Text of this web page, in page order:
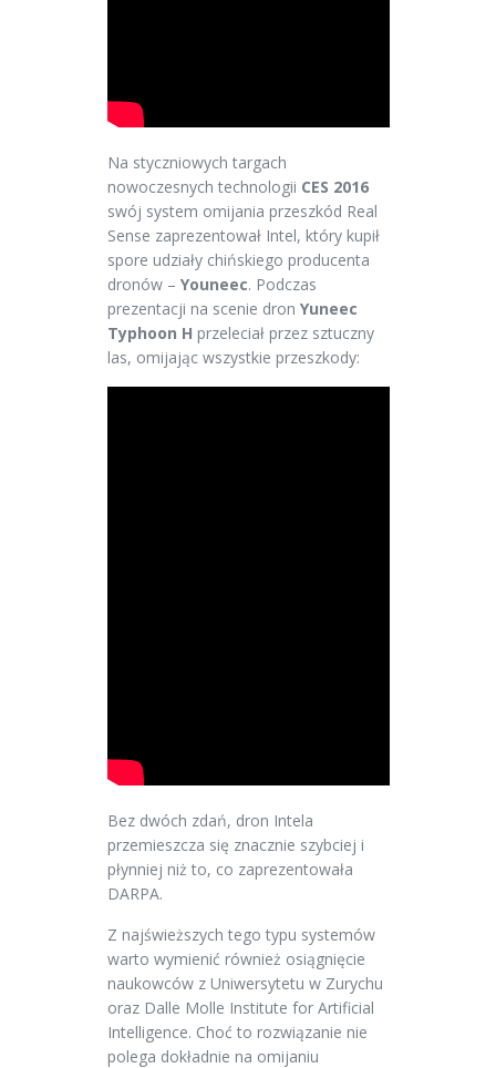
Na styczniowych targach
nowoczesnych technologii CES 2016
swój system omijania przeszkód Real
Sense zaprezentował Intel, który kupił
spore udziały chińskiego producenta
dronów – Youneec. Podczas
prezentacji na scenie dron Yuneec
Typhoon H przeleciał przez sztuczny
las, omijając wszystkie przeszkody:
Bez dwóch zdań, dron Intela
przemieszcza się znacznie szybciej i
płynniej niż to, co zaprezentowała
DARPA.
Z najświeższych tego typu systemów
warto wymienić również osiągnięcie
naukowców z Uniwersytetu w Zurychu
oraz Dalle Molle Institute for Artificial
Intelligence. Choć to rozwiązanie nie
polega dokładnie na omijaniu